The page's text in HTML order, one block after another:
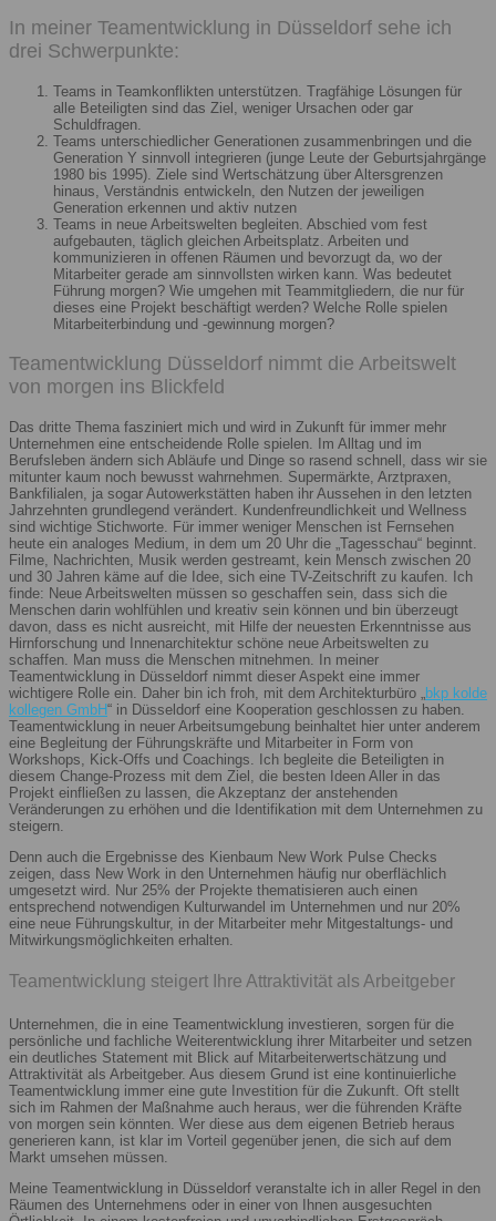
In meiner Teamentwicklung in Düsseldorf sehe ich
drei Schwerpunkte:
Teams in Teamkonflikten unterstützen. Tragfähige Lösungen für
alle Beteiligten sind das Ziel, weniger Ursachen oder gar
Schuldfragen.
Teams unterschiedlicher Generationen zusammenbringen und die
Generation Y sinnvoll integrieren (junge Leute der Geburtsjahrgänge
1980 bis 1995). Ziele sind Wertschätzung über Altersgrenzen
hinaus, Verständnis entwickeln, den Nutzen der jeweiligen
Generation erkennen und aktiv nutzen
Teams in neue Arbeitswelten begleiten. Abschied vom fest
aufgebauten, täglich gleichen Arbeitsplatz. Arbeiten und
kommunizieren in offenen Räumen und bevorzugt da, wo der
Mitarbeiter gerade am sinnvollsten wirken kann. Was bedeutet
Führung morgen? Wie umgehen mit Teammitgliedern, die nur für
dieses eine Projekt beschäftigt werden? Welche Rolle spielen
Mitarbeiterbindung und -gewinnung morgen?
Teamentwicklung Düsseldorf nimmt die Arbeitswelt
von morgen ins Blickfeld
Das dritte Thema fasziniert mich und wird in Zukunft für immer mehr
Unternehmen eine entscheidende Rolle spielen. Im Alltag und im
Berufsleben ändern sich Abläufe und Dinge so rasend schnell, dass wir sie
mitunter kaum noch bewusst wahrnehmen. Supermärkte, Arztpraxen,
Bankfilialen, ja sogar Autowerkstätten haben ihr Aussehen in den letzten
Jahrzehnten grundlegend verändert. Kundenfreundlichkeit und Wellness
sind wichtige Stichworte. Für immer weniger Menschen ist Fernsehen
heute ein analoges Medium, in dem um 20 Uhr die „Tagesschau“ beginnt.
Filme, Nachrichten, Musik werden gestreamt, kein Mensch zwischen 20
und 30 Jahren käme auf die Idee, sich eine TV-Zeitschrift zu kaufen. Ich
finde: Neue Arbeitswelten müssen so geschaffen sein, dass sich die
Menschen darin wohlfühlen und kreativ sein können und bin überzeugt
davon, dass es nicht ausreicht, mit Hilfe der neuesten Erkenntnisse aus
Hirnforschung und Innenarchitektur schöne neue Arbeitswelten zu
schaffen. Man muss die Menschen mitnehmen. In meiner
Teamentwicklung in Düsseldorf nimmt dieser Aspekt eine immer
wichtigere Rolle ein. Daher bin ich froh, mit dem Architekturbüro „bkp kolde
kollegen GmbH“ in Düsseldorf eine Kooperation geschlossen zu haben.
Teamentwicklung in neuer Arbeitsumgebung beinhaltet hier unter anderem
eine Begleitung der Führungskräfte und Mitarbeiter in Form von
Workshops, Kick-Offs und Coachings. Ich begleite die Beteiligten in
diesem Change-Prozess mit dem Ziel, die besten Ideen Aller in das
Projekt einfließen zu lassen, die Akzeptanz der anstehenden
Veränderungen zu erhöhen und die Identifikation mit dem Unternehmen zu
steigern.
Denn auch die Ergebnisse des Kienbaum New Work Pulse Checks
zeigen, dass New Work in den Unternehmen häufig nur oberflächlich
umgesetzt wird. Nur 25% der Projekte thematisieren auch einen
entsprechend notwendigen Kulturwandel im Unternehmen und nur 20%
eine neue Führungskultur, in der Mitarbeiter mehr Mitgestaltungs- und
Mitwirkungsmöglichkeiten erhalten.
Teamentwicklung steigert Ihre Attraktivität als Arbeitgeber
Unternehmen, die in eine Teamentwicklung investieren, sorgen für die
persönliche und fachliche Weiterentwicklung ihrer Mitarbeiter und setzen
ein deutliches Statement mit Blick auf Mitarbeiterwertschätzung und
Attraktivität als Arbeitgeber. Aus diesem Grund ist eine kontinuierliche
Teamentwicklung immer eine gute Investition für die Zukunft. Oft stellt
sich im Rahmen der Maßnahme auch heraus, wer die führenden Kräfte
von morgen sein könnten. Wer diese aus dem eigenen Betrieb heraus
generieren kann, ist klar im Vorteil gegenüber jenen, die sich auf dem
Markt umsehen müssen.
Meine Teamentwicklung in Düsseldorf veranstalte ich in aller Regel in den
Räumen des Unternehmens oder in einer von Ihnen ausgesuchten